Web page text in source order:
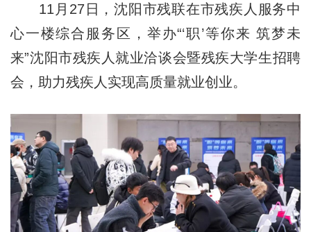
11月27日，沈阳市残联在市残疾人服务中
心一楼综合服务区，举办“‘职’等你来 筑梦未
来”沈阳市残疾人就业洽谈会暨残疾大学生招聘
会，助力残疾人实现高质量就业创业。